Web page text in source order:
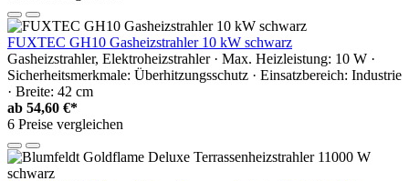
FUXTEC GH10 Gasheizstrahler 10 kW schwarz
Gasheizstrahler, Elektroheizstrahler · Max. Heizleistung: 10 W ·
Sicherheitsmerkmale: Überhitzungsschutz · Einsatzbereich: Industrie
· Breite: 42 cm
ab 54,60 €*
6 Preise vergleichen